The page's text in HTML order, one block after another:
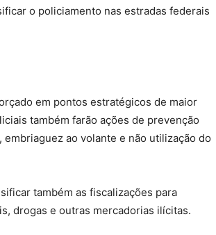
o policiamento nas estradas federais
em pontos estratégicos de maior
também farão ações de prevenção
ao volante e não utilização do
também as fiscalizações para
drogas e outras mercadorias ilícitas.